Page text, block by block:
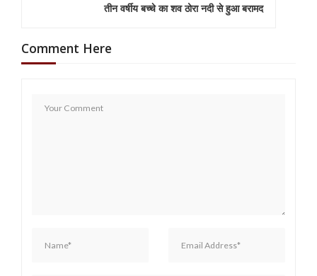
a
v
तीन वर्षीय बच्चे का शव ठोरा नदी से हुआ बरामद
Comment Here